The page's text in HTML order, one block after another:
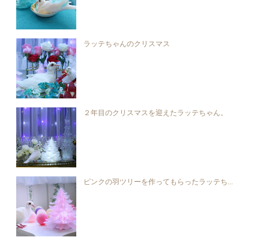
ラッテちゃんのクリスマス
２年目のクリスマスを迎えたラッテちゃん。
ピンクの羽ツリーを作ってもらったラッテち...